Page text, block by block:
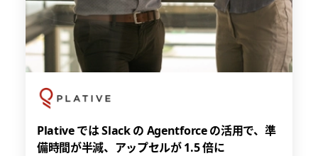
Plative では Slack の Agentforce の活用で、準
備時間が半減、アップセルが 1.5 倍に